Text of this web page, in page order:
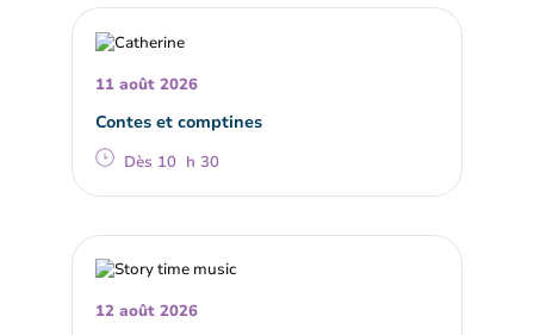
11 août 2026
Contes et comptines
Dès 10 h 30
12 août 2026